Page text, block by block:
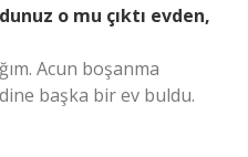
o mu çıktı evden,
Acun boşanma
başka bir ev buldu.